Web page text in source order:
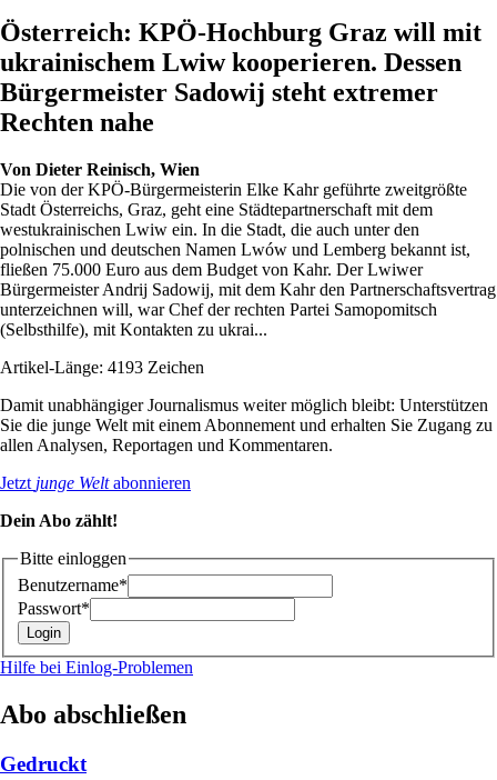
Österreich: KPÖ-Hochburg Graz will mit
ukrainischem Lwiw kooperieren. Dessen
Bürgermeister Sadowij steht extremer
Rechten nahe
Von Dieter Reinisch, Wien
Die von der KPÖ-Bürgermeisterin Elke Kahr geführte zweitgrößte
Stadt Österreichs, Graz, geht eine Städtepartnerschaft mit dem
westukrainischen Lwiw ein. In die Stadt, die auch unter den
polnischen und deutschen Namen Lwów und Lemberg bekannt ist,
fließen 75.000 Euro aus dem Budget von Kahr. Der Lwiwer
Bürgermeister Andrij Sadowij, mit dem Kahr den Partnerschaftsvertrag
unterzeichnen will, war Chef der rechten Partei Samopomitsch
(Selbsthilfe), mit Kontakten zu ukrai...
Artikel-Länge: 4193 Zeichen
Damit unabhängiger Journalismus weiter möglich bleibt: Unterstützen
Sie die junge Welt mit einem Abonnement und erhalten Sie Zugang zu
allen Analysen, Reportagen und Kommentaren.
Jetzt junge Weltabonnieren
Dein Abo zählt!
Bitte einloggen
Benutzername*
Passwort*
Hilfe bei Einlog-Problemen
Abo abschließen
Gedruckt